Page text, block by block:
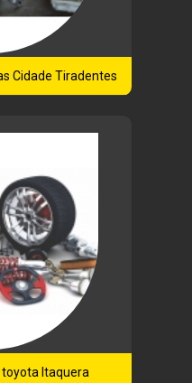
Cidade Tiradentes
Itaquera